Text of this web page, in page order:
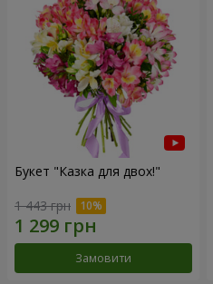
Букет "Казка для двох!"
1 443 грн
Замовити